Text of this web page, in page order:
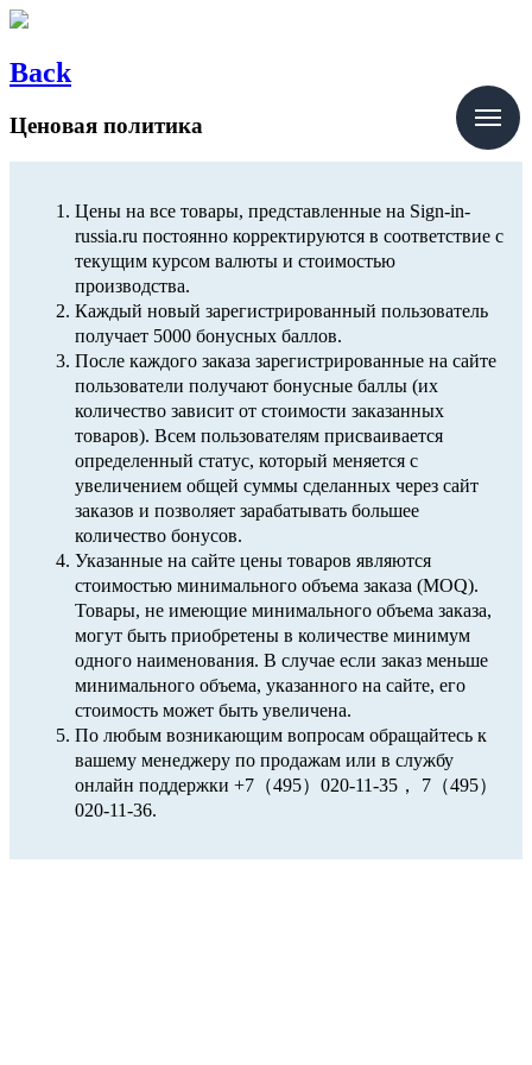
Back
Ценовая политика
Цены на все товары, представленные на Sign-in-
russia.ru постоянно корректируются в соответствие с
текущим курсом валюты и стоимостью
производства.
Каждый новый зарегистрированный пользователь
получает 5000 бонусных баллов.
После каждого заказа зарегистрированные на сайте
пользователи получают бонусные баллы (их
количество зависит от стоимости заказанных
товаров). Всем пользователям присваивается
определенный статус, который меняется с
увеличением общей суммы сделанных через сайт
заказов и позволяет зарабатывать большее
количество бонусов.
Указанные на сайте цены товаров являются
стоимостью минимального объема заказа (MOQ).
Товары, не имеющие минимального объема заказа,
могут быть приобретены в количестве минимум
одного наименования. В случае если заказ меньше
минимального объема, указанного на сайте, его
стоимость может быть увеличена.
По любым возникающим вопросам обращайтесь к
вашему менеджеру по продажам или в службу
онлайн поддержки +7（495）020-11-35， 7（495）
020-11-36.